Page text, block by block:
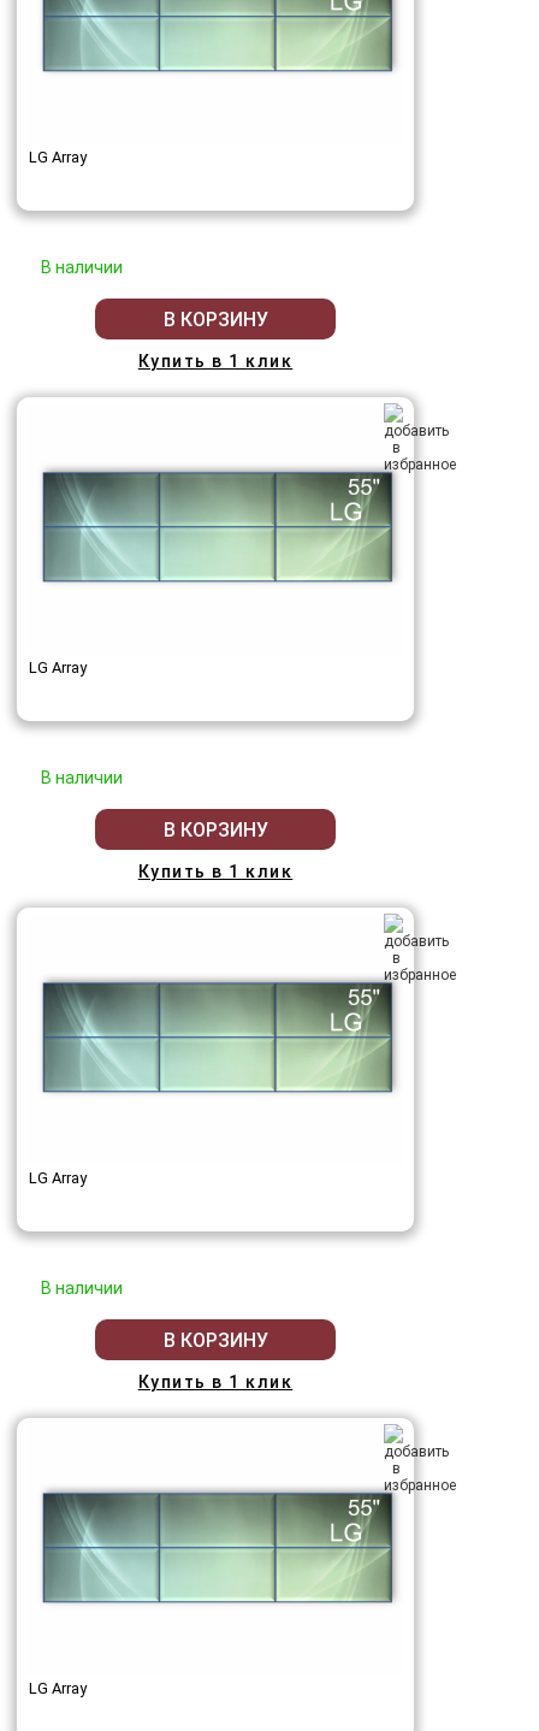
LG Array
В наличии
В КОРЗИНУ
Купить в 1 клик
LG Array
В наличии
В КОРЗИНУ
Купить в 1 клик
LG Array
В наличии
В КОРЗИНУ
Купить в 1 клик
LG Array